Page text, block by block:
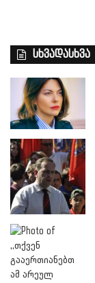
სხვადასხვა